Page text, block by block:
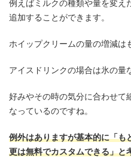
例えばミルクの種類や量を変え
追加することができます。
ホイップクリームの量の増減は
アイスドリンクの場合は氷の量
好みやその時の気分に合わせて
なっているのですね。
例外はありますが基本的に「も
更は無料でカスタムできる」と